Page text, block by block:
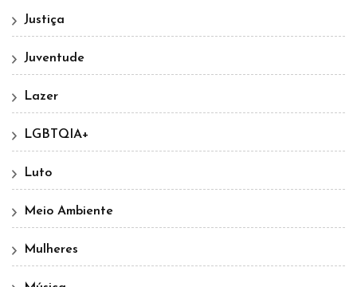
Justiça
Juventude
Lazer
LGBTQIA+
Luto
Meio Ambiente
Mulheres